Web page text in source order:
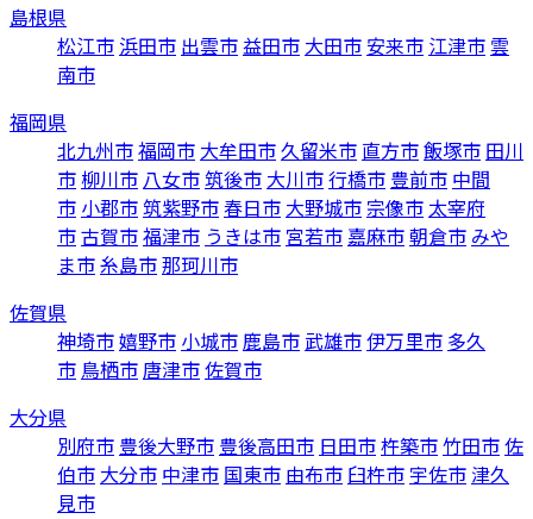
島根県
松江市 浜田市 出雲市益田市 大田市安来市 江津市雲
南市
福岡県
北九州市福岡市 大牟田市久留米市 直方市飯塚市 田川
市柳川市 八女市筑後市 大川市行橋市 豊前市 中間
市 小郡市筑紫野市春日市 大野城市 宗像市 太宰府
市古賀市福津市 うきは市 宮若市 嘉麻市朝倉市 みや
ま市糸島市那珂川市
佐賀県
神埼市嬉野市 小城市鹿島市 武雄市伊万里市 多久
市 鳥栖市唐津市佐賀市
大分県
別府市 豊後大野市 豊後高田市 日田市杵築市竹田市佐
伯市 大分市 中津市 国東市 由布市 臼杵市 宇佐市 津久
見市